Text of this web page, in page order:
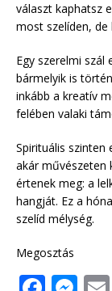
választ kaphatsz
most szelíden,
Egy szerelmi szál
bármelyik is
inkább a kreatív
felében valaki
Spirituális szinten
akár művészeten
értenek meg: a
hangját. Ez a
szelíd mélység.
Megosztás